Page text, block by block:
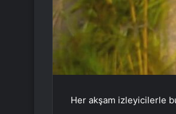
Her akşam izleyicilerle